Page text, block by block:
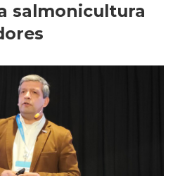
salmonicultura